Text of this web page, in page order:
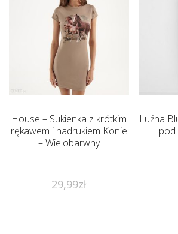
House – Sukienka z krótkim
rękawem i nadrukiem Konie
– Wielobarwny
29,99zł
Luźna
pod